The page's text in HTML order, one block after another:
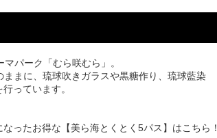
パーク「むら咲むら」。
まに、琉球吹きガラスや黒糖作り、琉球藍染
っています。
ったお得な【美ら海とくとく5パス】はこちら！